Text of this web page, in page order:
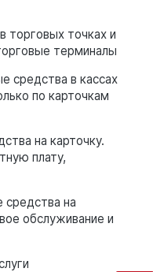
торговых точках и
терминалы
средства в кассах
по карточкам
на карточку.
плату,
средства на
обслуживание и